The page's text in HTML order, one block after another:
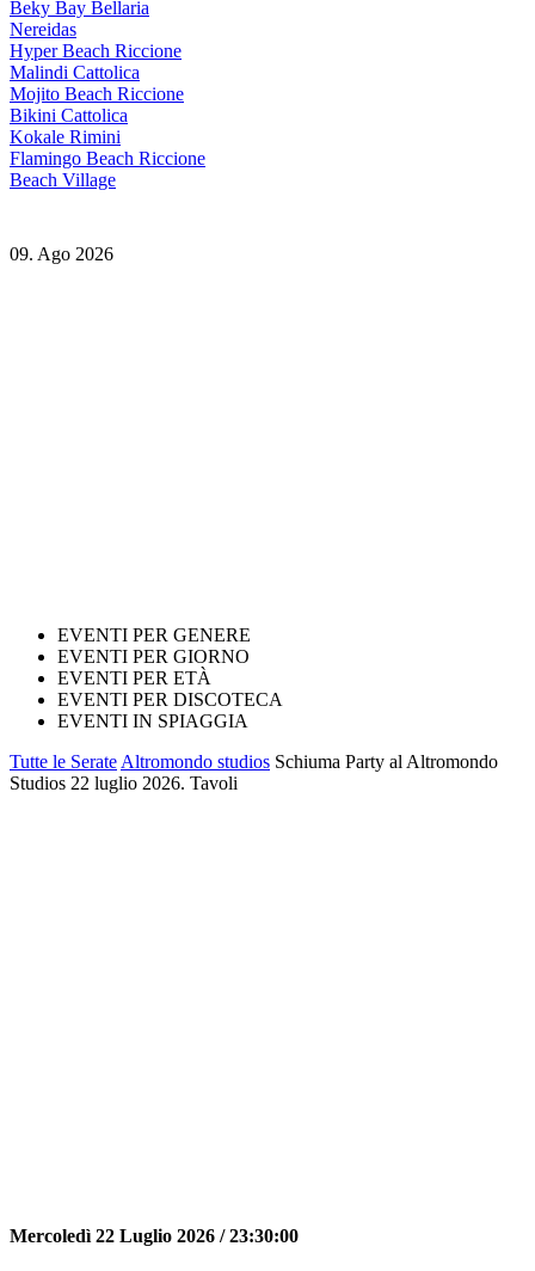
Beky Bay Bellaria
Nereidas
Hyper Beach Riccione
Malindi Cattolica
Mojito Beach Riccione
Bikini Cattolica
Kokale Rimini
Flamingo Beach Riccione
Beach Village
09. Ago 2026
EVENTI PER GENERE
EVENTI PER GIORNO
EVENTI PER ETÀ
EVENTI PER DISCOTECA
EVENTI IN SPIAGGIA
Tutte le Serate Altromondo studios Schiuma Party al Altromondo
Studios 22 luglio 2026. Tavoli
Mercoledì 22 Luglio 2026 /23:30:00